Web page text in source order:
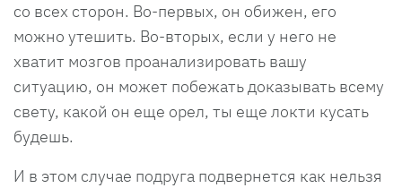
со всех сторон. Во-первых, он обижен, его
можно утешить. Во-вторых, если у него не
хватит мозгов проанализировать вашу
ситуацию, он может побежать доказывать всему
свету, какой он еще орел, ты еще локти кусать
будешь.
И в этом случае подруга подвернется как нельзя